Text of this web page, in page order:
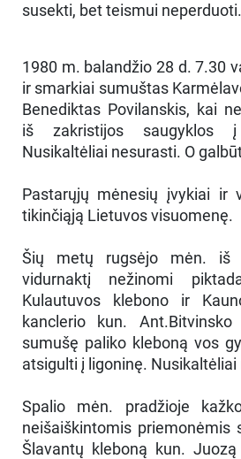
susekti, bet teismui neperduoti.
1980 m. balandžio 28 d. 7.30
ir smarkiai sumuštas
Benediktas Povilanskis, kai
iš zakristijos saugyklos
Nusikaltėliai nesurasti. O
Pastarųjų mėnesių įvykiai ir
tikinčiąją Lietuvos visuomenę.
Šių metų rugsėjo mėn.
vidurnaktį nežinomi
Kulautuvos klebono ir
kanclerio kun.
sumušę paliko kleboną vos
atsigulti į ligoninę. Nusikaltėliai
Spalio mėn. pradžioje
neišaiškintomis priemonėmis
Šlavantų kleboną kun.